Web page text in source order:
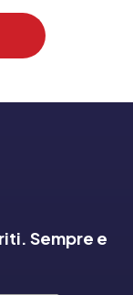
Sempre e